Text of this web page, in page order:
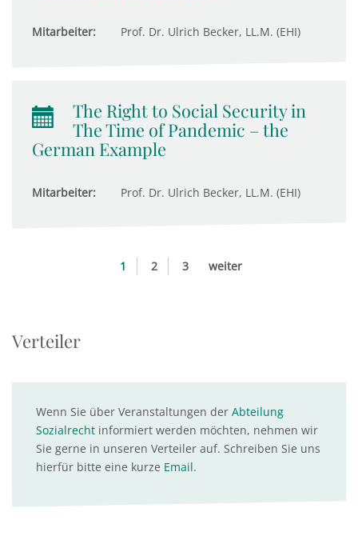
Mitarbeiter: Prof. Dr. Ulrich Becker, LL.M. (EHI)
The Right to Social Security in
The Time of Pandemic – the
German Example
Mitarbeiter: Prof. Dr. Ulrich Becker, LL.M. (EHI)
1 2 3 weiter
Verteiler
Wenn Sie über Veranstaltungen der Abteilung
Sozialrecht informiert werden möchten, nehmen wir
Sie gerne in unseren Verteiler auf. Schreiben Sie uns
hierfür bitte eine kurze Email.